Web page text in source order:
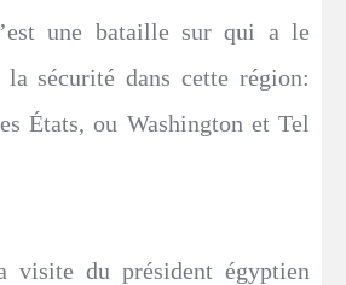
une bataille sur qui a le
sécurité dans cette région:
États, ou Washington et Tel
visite du président égyptien